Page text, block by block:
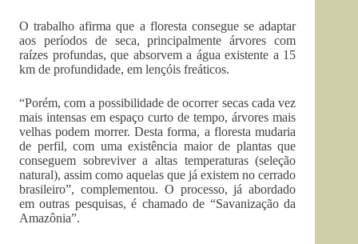
O trabalho afirma que a floresta consegue se adaptar
aos períodos de seca, principalmente árvores com
raízes profundas, que absorvem a água existente a 15
km de profundidade, em lençóis freáticos.
“Porém, com a possibilidade de ocorrer secas cada vez
mais intensas em espaço curto de tempo, árvores mais
velhas podem morrer. Desta forma, a floresta mudaria
de perfil, com uma existência maior de plantas que
conseguem sobreviver a altas temperaturas (seleção
natural), assim como aquelas que já existem no cerrado
brasileiro”, complementou. O processo, já abordado
em outras pesquisas, é chamado de “Savanização da
Amazônia”.